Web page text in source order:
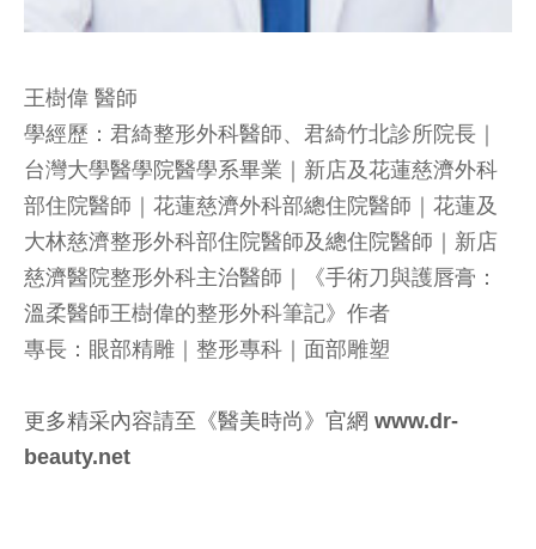
王樹偉 醫師
學經歷：君綺整形外科醫師、君綺竹北診所院長｜
台灣大學醫學院醫學系畢業｜新店及花蓮慈濟外科
部住院醫師｜花蓮慈濟外科部總住院醫師｜花蓮及
大林慈濟整形外科部住院醫師及總住院醫師｜新店
慈濟醫院整形外科主治醫師｜《手術刀與護唇膏：
溫柔醫師王樹偉的整形外科筆記》作者
專長：眼部精雕｜整形專科｜面部雕塑
更多精采內容請至《醫美時尚》官網 www.dr-
beauty.net